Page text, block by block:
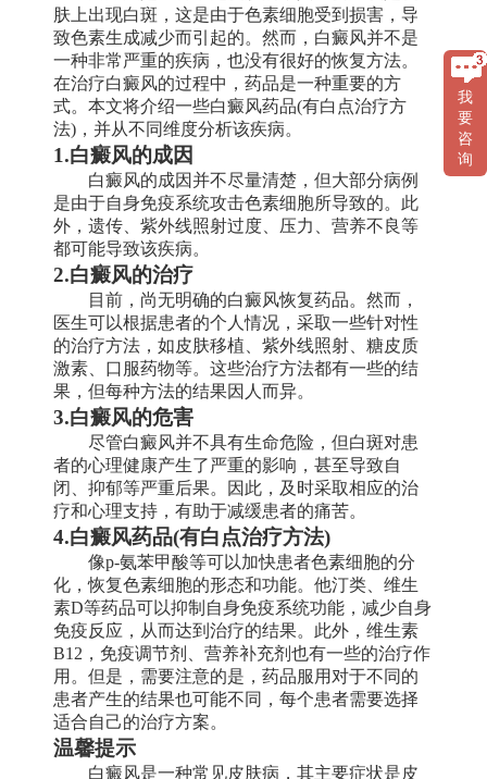
肤上出现白斑，这是由于色素细胞受到损害，导
致色素生成减少而引起的。然而，白癜风并不是
一种非常严重的疾病，也没有很好的恢复方法。
在治疗白癜风的过程中，药品是一种重要的方
式。本文将介绍一些白癜风药品(有白点治疗方
法)，并从不同维度分析该疾病。
1.白癜风的成因
白癜风的成因并不尽量清楚，但大部分病例
是由于自身免疫系统攻击色素细胞所导致的。此
外，遗传、紫外线照射过度、压力、营养不良等
都可能导致该疾病。
2.白癜风的治疗
目前，尚无明确的白癜风恢复药品。然而，
医生可以根据患者的个人情况，采取一些针对性
的治疗方法，如皮肤移植、紫外线照射、糖皮质
激素、口服药物等。这些治疗方法都有一些的结
果，但每种方法的结果因人而异。
3.白癜风的危害
尽管白癜风并不具有生命危险，但白斑对患
者的心理健康产生了严重的影响，甚至导致自
闭、抑郁等严重后果。因此，及时采取相应的治
疗和心理支持，有助于减缓患者的痛苦。
4.白癜风药品(有白点治疗方法)
像p-氨苯甲酸等可以加快患者色素细胞的分
化，恢复色素细胞的形态和功能。他汀类、维生
素D等药品可以抑制自身免疫系统功能，减少自身
免疫反应，从而达到治疗的结果。此外，维生素
B12，免疫调节剂、营养补充剂也有一些的治疗作
用。但是，需要注意的是，药品服用对于不同的
患者产生的结果也可能不同，每个患者需要选择
适合自己的治疗方案。
温馨提示
白癜风是一种常见皮肤病，其主要症状是皮
我
要
咨
询